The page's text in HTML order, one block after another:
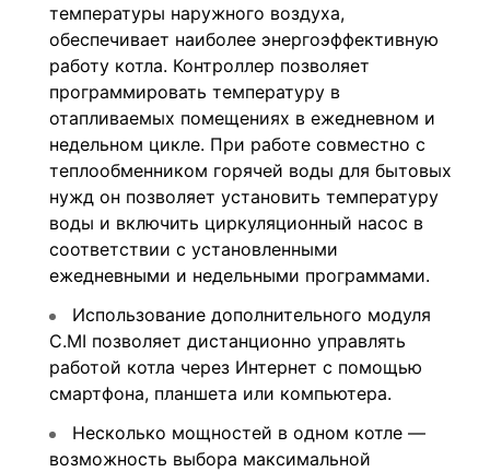
температуры наружного воздуха,
обеспечивает наиболее энергоэффективную
работу котла. Контроллер позволяет
программировать температуру в
отапливаемых помещениях в ежедневном и
недельном цикле. При работе совместно с
теплообменником горячей воды для бытовых
нужд он позволяет установить температуру
воды и включить циркуляционный насос в
соответствии с установленными
ежедневными и недельными программами.
Использование дополнительного модуля
C.MI позволяет дистанционно управлять
работой котла через Интернет с помощью
смартфона, планшета или компьютера.
Несколько мощностей в одном котле —
возможность выбора максимальной